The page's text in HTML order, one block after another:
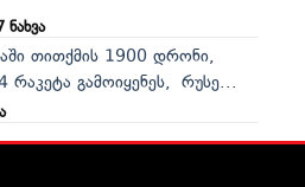
ნახვა
თითქმის 1900 დრონი,
რაკეტა გამოიყენეს, რუსე...